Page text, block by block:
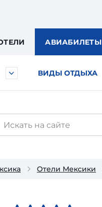
АВИАБИЛЕТЫ
ВИДЫ ОТДЫХА
Отели Мексики